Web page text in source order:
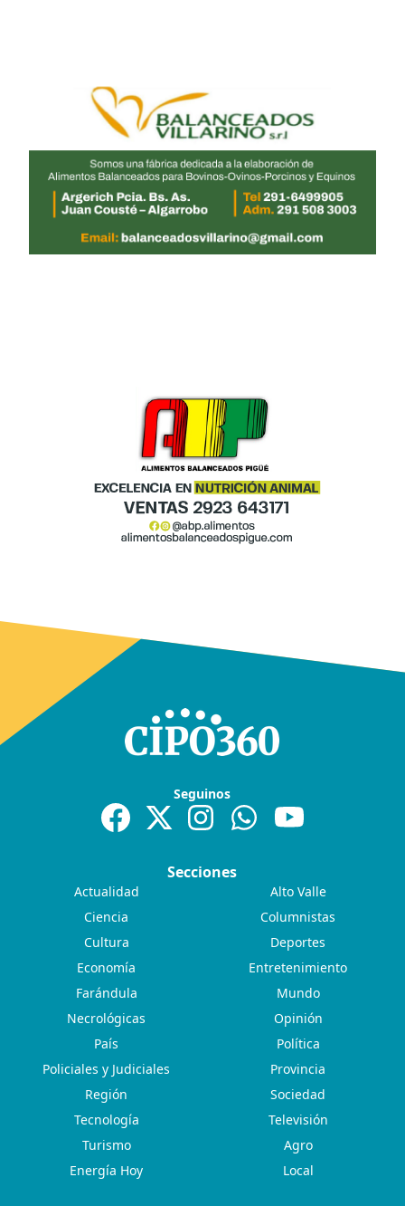
Seguinos
Secciones
Actualidad
Alto Valle
Ciencia
Columnistas
Cultura
Deportes
Economía
Entretenimiento
Farándula
Mundo
Necrológicas
Opinión
País
Política
Policiales y Judiciales
Provincia
Región
Sociedad
Tecnología
Televisión
Turismo
Agro
Energía Hoy
Local